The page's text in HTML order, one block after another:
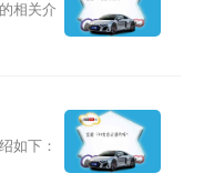
相关介
如下：